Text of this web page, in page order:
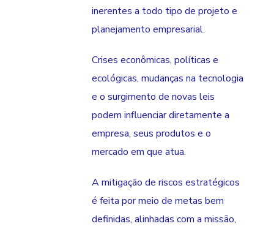
inerentes a todo tipo de projeto e
planejamento empresarial.
Crises econômicas, políticas e
ecológicas, mudanças na tecnologia
e o surgimento de novas leis
podem influenciar diretamente a
empresa, seus produtos e o
mercado em que atua.
A mitigação de riscos estratégicos
é feita por meio de metas bem
definidas, alinhadas com a missão,